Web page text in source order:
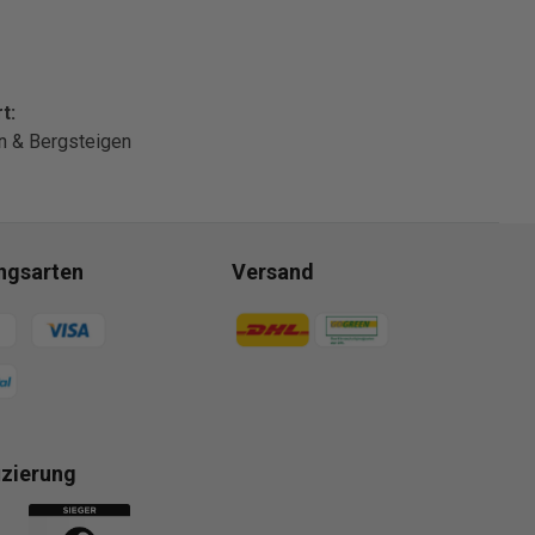
& Bergsteigen
Versand
Zahlungsmethoden